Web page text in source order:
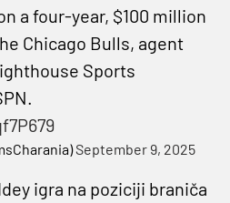
a four-year, $100 million
Chicago Bulls, agent
Sports
September 9, 2025
igra na poziciji braniča